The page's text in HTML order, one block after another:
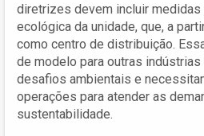
diretrizes devem incluir medidas
ecológica da unidade, que, a
como centro de distribuição.
de modelo para outras
desafios ambientais e
operações para atender as
sustentabilidade.